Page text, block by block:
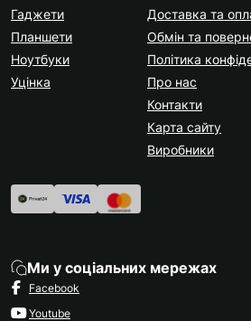
Гаджети
Планшети
Ноутбуки
Уцінка
Доставка та
Обмін та
Політика
Про нас
Контакти
Карта сайту
Виробники
Ми у соціальних мережах
Facebook
Youtube